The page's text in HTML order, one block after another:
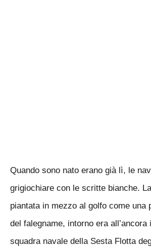
Quando sono nato erano già lì, le
grigiochiare con le scritte bianche.
piantata in mezzo al golfo come una
del falegname, intorno era all’ancora
squadra navale della Sesta Flotta